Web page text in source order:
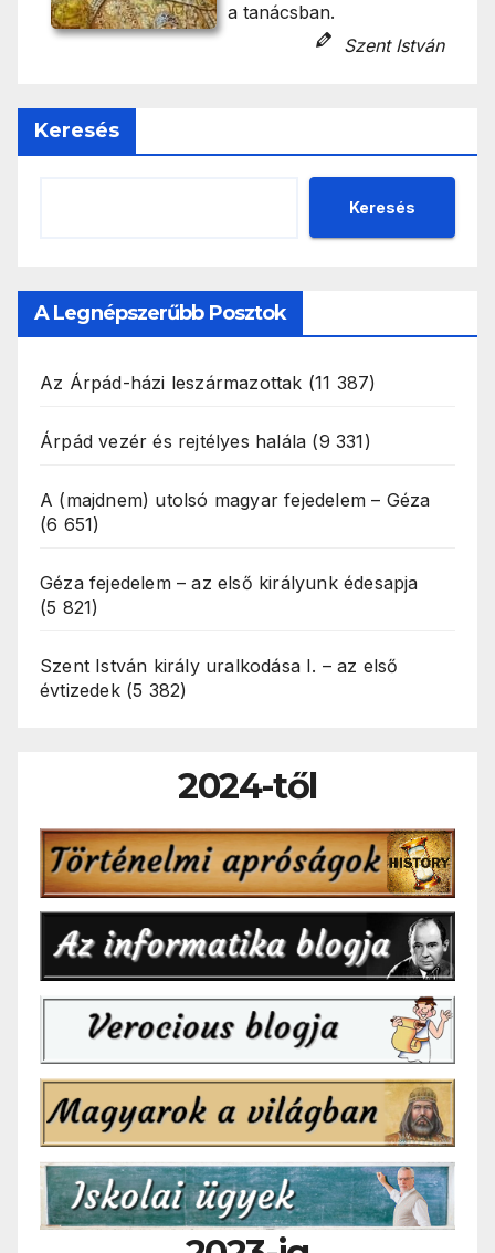
a tanácsban.
Szent István
Keresés
Keresés
A Legnépszerűbb Posztok
Az Árpád-házi leszármazottak (11 387)
Árpád vezér és rejtélyes halála (9 331)
A (majdnem) utolsó magyar fejedelem – Géza
(6 651)
Géza fejedelem – az első királyunk édesapja
(5 821)
Szent István király uralkodása I. – az első
évtizedek (5 382)
2024-től